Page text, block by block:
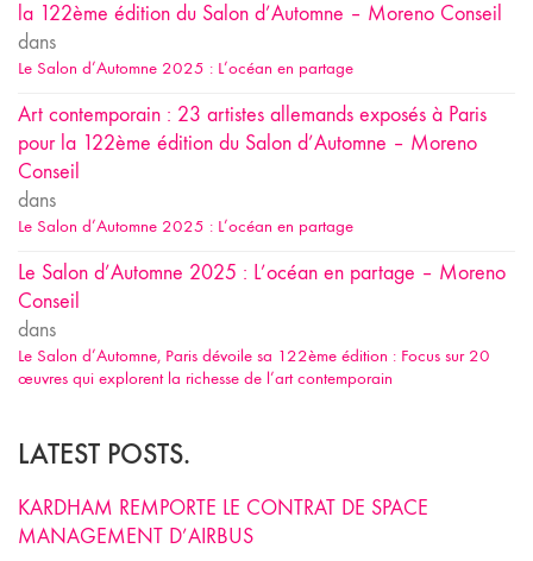
la 122ème édition du Salon d’Automne – Moreno Conseil
dans
Le Salon d’Automne 2025 : L’océan en partage
Art contemporain : 23 artistes allemands exposés à Paris
pour la 122ème édition du Salon d’Automne – Moreno
Conseil
dans
Le Salon d’Automne 2025 : L’océan en partage
Le Salon d’Automne 2025 : L’océan en partage – Moreno
Conseil
dans
Le Salon d’Automne, Paris dévoile sa 122ème édition : Focus sur 20
œuvres qui explorent la richesse de l’art contemporain
LATEST POSTS.
KARDHAM REMPORTE LE CONTRAT DE SPACE
MANAGEMENT D’AIRBUS